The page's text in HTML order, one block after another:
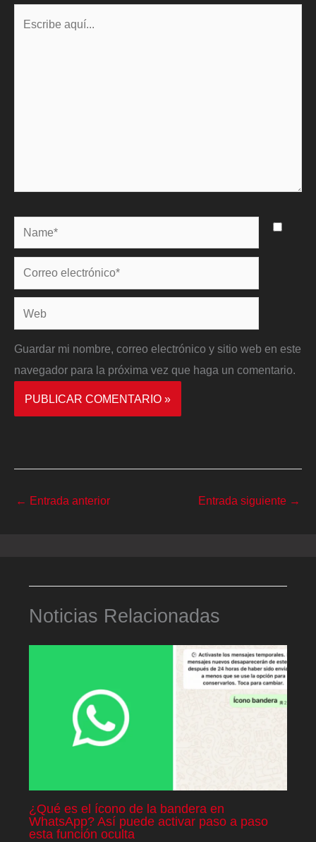
Name*
Correo
electrónico*
Web
Guardar mi nombre, correo electrónico y sitio web en este
navegador para la próxima vez que haga un comentario.
← Entrada anterior Entrada siguiente →
Noticias Relacionadas
¿Qué es el ícono de la bandera en
WhatsApp? Así puede activar paso a paso
esta función oculta